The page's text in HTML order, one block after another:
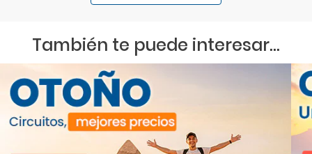
También te puede interesar...